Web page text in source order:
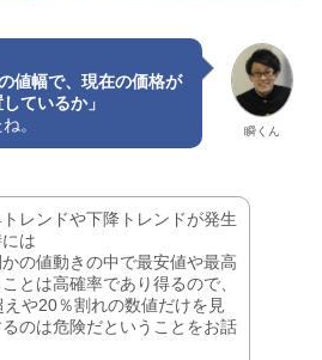
瞬くん
値幅で、現在の価格が
ているか」
。
レンドや下降トレンドが発生
は
の値動きの中で最安値や最高
とは高確率であり得るので、
や20％割れの数値だけを見
のは危険だということをお話